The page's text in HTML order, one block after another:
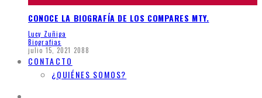
CONOCE LA BIOGRAFÍA DE LOS COMPARES MTY.
Lucy Zuñiga
Biografias
julio 15, 2021 2088
CONTACTO
¿QUIÉNES SOMOS?